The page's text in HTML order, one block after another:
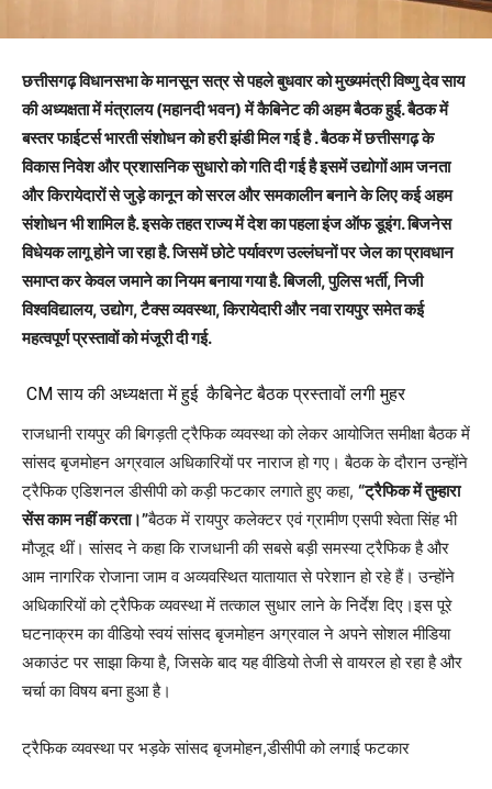
छत्तीसगढ़ विधानसभा के मानसून सत्र से पहले बुधवार को मुख्यमंत्री विष्णु देव साय
की अध्यक्षता में मंत्रालय (महानदी भवन) में कैबिनेट की अहम बैठक हुई. बैठक में
बस्तर फाईटर्स भारती संशोधन को हरी झंडी मिल गई है . बैठक में छत्तीसगढ़ के
विकास निवेश और प्रशासनिक सुधारो को गति दी गई है इसमें उद्योगों आम जनता
और किरायेदारों से जुड़े कानून को सरल और समकालीन बनाने के लिए कई अहम
संशोधन भी शामिल है. इसके तहत राज्य में देश का पहला इंज ऑफ डूइंग. बिजनेस
विधेयक लागू होने जा रहा है. जिसमें छोटे पर्यावरण उल्लंघनों पर जेल का प्रावधान
समाप्त कर केवल जमाने का नियम बनाया गया है.बिजली, पुलिस भर्ती, निजी
विश्वविद्यालय, उद्योग, टैक्स व्यवस्था, किरायेदारी और नवा रायपुर समेत कई
महत्वपूर्ण प्रस्तावों को मंजूरी दी गई.
CM साय की अध्यक्षता में हुई कैबिनेट बैठक प्रस्तावों लगी मुहर
राजधानी रायपुर की बिगड़ती ट्रैफिक व्यवस्था को लेकर आयोजित समीक्षा बैठक में
सांसद बृजमोहन अग्रवाल अधिकारियों पर नाराज हो गए। बैठक के दौरान उन्होंने
ट्रैफिक एडिशनल डीसीपी को कड़ी फटकार लगाते हुए कहा, “ट्रैफिक में तुम्हारा
सेंस काम नहीं करता।”बैठक में रायपुर कलेक्टर एवं ग्रामीण एसपी श्वेता सिंह भी
मौजूद थीं। सांसद ने कहा कि राजधानी की सबसे बड़ी समस्या ट्रैफिक है और
आम नागरिक रोजाना जाम व अव्यवस्थित यातायात से परेशान हो रहे हैं। उन्होंने
अधिकारियों को ट्रैफिक व्यवस्था में तत्काल सुधार लाने के निर्देश दिए।इस पूरे
घटनाक्रम का वीडियो स्वयं सांसद बृजमोहन अग्रवाल ने अपने सोशल मीडिया
अकाउंट पर साझा किया है, जिसके बाद यह वीडियो तेजी से वायरल हो रहा है और
चर्चा का विषय बना हुआ है।
ट्रैफिक व्यवस्था पर भड़के सांसद बृजमोहन,डीसीपी को लगाई फटकार